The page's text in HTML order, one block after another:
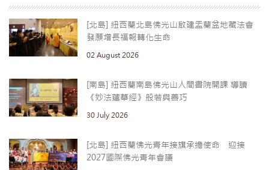
[北島] 紐西蘭北島佛光山啟建盂蘭盆地藏法會
發願增長福報轉化生命
02 August 2026
[南島] 紐西蘭南島佛光山人間書院開課 導讀
《妙法蓮華經》般若與善巧
30 July 2026
[北島] 紐西蘭佛光青年接旗承擔使命 迎接
2027國際佛光青年會議